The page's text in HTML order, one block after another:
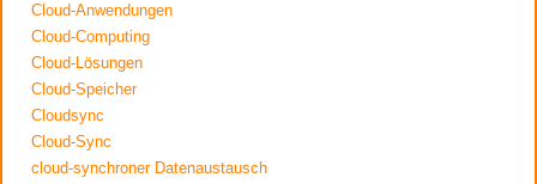
Cloud-Anwendungen
Cloud-Computing
Cloud-Lösungen
Cloud-Speicher
Cloudsync
Cloud-Sync
cloud-synchroner Datenaustausch